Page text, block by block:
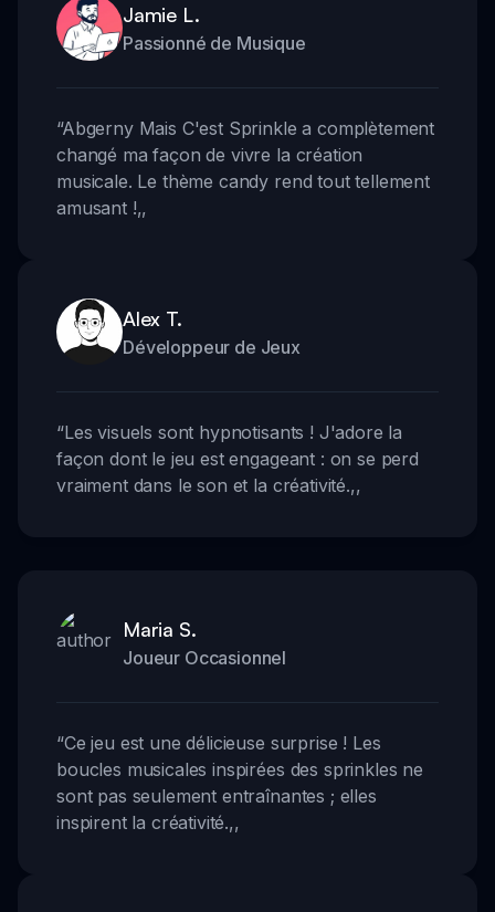
Jamie L.
Passionné de Musique
“Abgerny Mais C'est Sprinkle a complètement
changé ma façon de vivre la création
musicale. Le thème candy rend tout tellement
amusant !,,
Alex T.
Développeur de Jeux
“Les visuels sont hypnotisants ! J'adore la
façon dont le jeu est engageant : on se perd
vraiment dans le son et la créativité.,,
Maria S.
Joueur Occasionnel
“Ce jeu est une délicieuse surprise ! Les
boucles musicales inspirées des sprinkles ne
sont pas seulement entraînantes ; elles
inspirent la créativité.,,